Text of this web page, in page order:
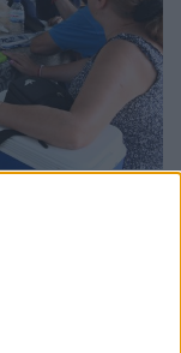
sonhos.
muito